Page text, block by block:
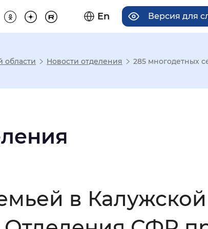
En Версия для
отображения
Увеличенный
области Новости отделения 285 многодетных
в